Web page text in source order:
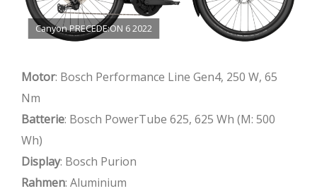
Canyon PRECEDE:ON 6 2022
Motor: Bosch Performance Line Gen4, 250 W, 65
Nm
Batterie: Bosch PowerTube 625, 625 Wh (M: 500
Wh)
Display: Bosch Purion
Rahmen: Aluminium